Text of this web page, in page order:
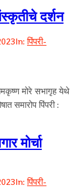
दर्शन
In:पिंपरी-
मोरे सभागृह येथे
समारोप पिंपरी :
मोर्चा
In:पिंपरी-